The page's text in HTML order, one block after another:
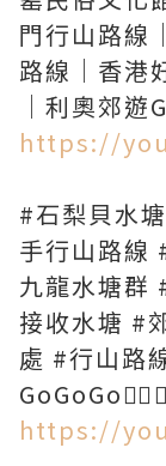
門行山路線
路線｜香港
https://
#石梨貝水
手行山路線
九龍水塘群
接收水塘 #
處 #行山路
https://